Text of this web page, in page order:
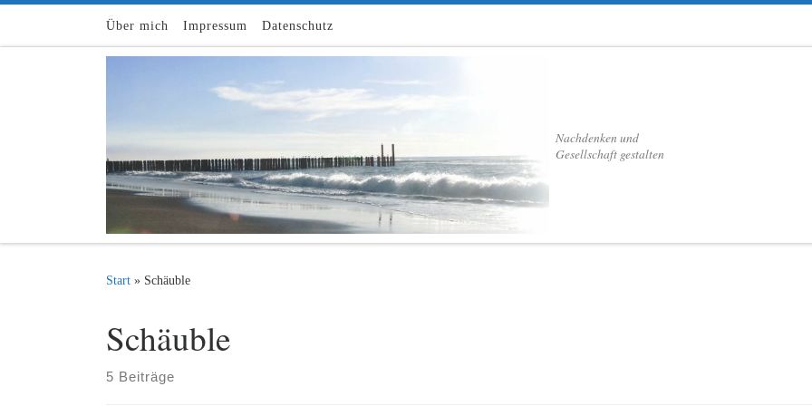
Zum Inhalt springen
Über mich Impressum Datenschutz
Nachdenken und
Gesellschaft gestalten
Start » Schäuble
Schäuble
5 Beiträge